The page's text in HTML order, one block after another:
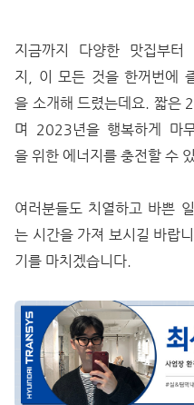
지금까지 다양한 맛집부
지, 이 모든 것을 한꺼번에
을 소개해 드렸는데요. 짧은
며 2023년을 행복하게 마
을 위한 에너지를 충전할 수
여러분들도 치열하고 바쁜
는 시간을 가져 보시길 바랍
기를 마치겠습니다.